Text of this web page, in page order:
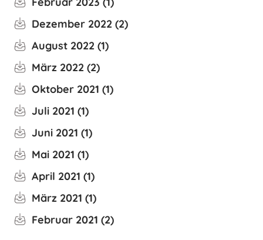
Dezember 2022 2
August 2022 1
März 2022 2
Oktober 2021 1
Juli 2021 1
Juni 2021 1
Mai 2021 1
April 2021 1
März 2021 1
Februar 2021 2